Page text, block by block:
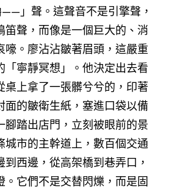
」聲。這聲音不是引擎聲，
笛聲，而像是一個巨大的、消
嚎。廖沾沾皺著眉頭，這嚴重
「寧靜冥想」。他決定出去看
桌上拿了一張髒兮兮的，印著
面的皺衛生紙，塞進口袋以備
腳踏出店門，立刻被眼前的景
城市的主幹道上，數百個交通
西邊，從高架橋到巷弄口，
。它們不是交替閃爍，而是固